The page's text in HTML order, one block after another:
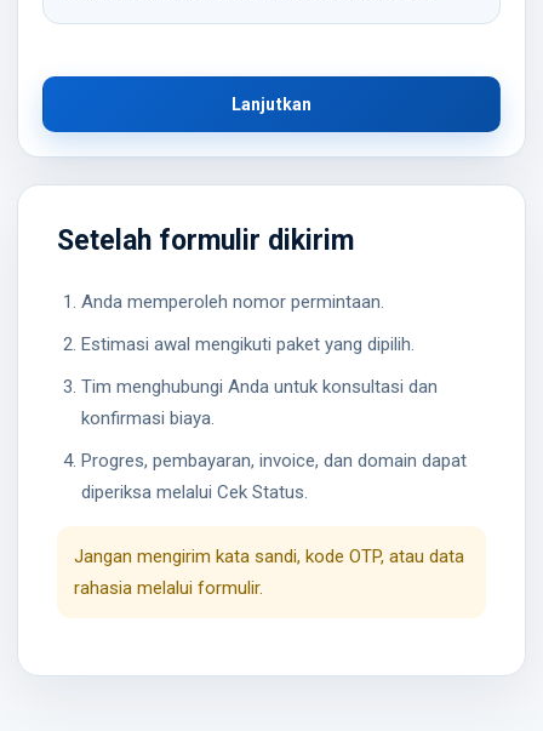
Lanjutkan
Setelah formulir dikirim
Anda memperoleh nomor permintaan.
Estimasi awal mengikuti paket yang dipilih.
Tim menghubungi Anda untuk konsultasi dan
konfirmasi biaya.
Progres, pembayaran, invoice, dan domain dapat
diperiksa melalui Cek Status.
Jangan mengirim kata sandi, kode OTP, atau data
rahasia melalui formulir.